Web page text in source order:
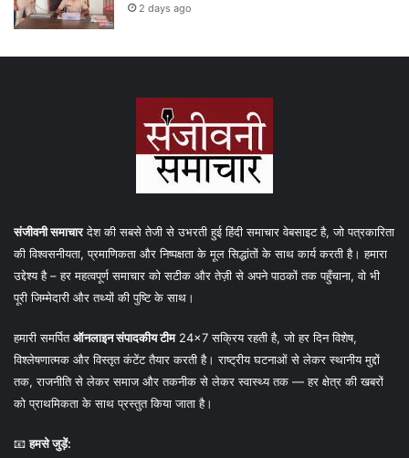
2 days ago
संजीवनी समाचारदेश की सबसे तेजी से उभरती हुई हिंदी समाचार वेबसाइट है, जो पत्रकारिता
की विश्वसनीयता, प्रमाणिकता और निष्पक्षता के मूल सिद्धांतों के साथ कार्य करती है। हमारा
उद्देश्य है – हर महत्वपूर्ण समाचार को सटीक और तेज़ी से अपने पाठकों तक पहुँचाना, वो भी
पूरी जिम्मेदारी और तथ्यों की पुष्टि के साथ।
हमारी समर्पितऑनलाइन संपादकीय टीम24×7 सक्रिय रहती है, जो हर दिन विशेष,
विश्लेषणात्मक और विस्तृत कंटेंट तैयार करती है। राष्ट्रीय घटनाओं से लेकर स्थानीय मुद्दों
तक, राजनीति से लेकर समाज और तकनीक से लेकर स्वास्थ्य तक — हर क्षेत्र की खबरों
को प्राथमिकता के साथ प्रस्तुत किया जाता है।
📧हमसे जुड़ें: